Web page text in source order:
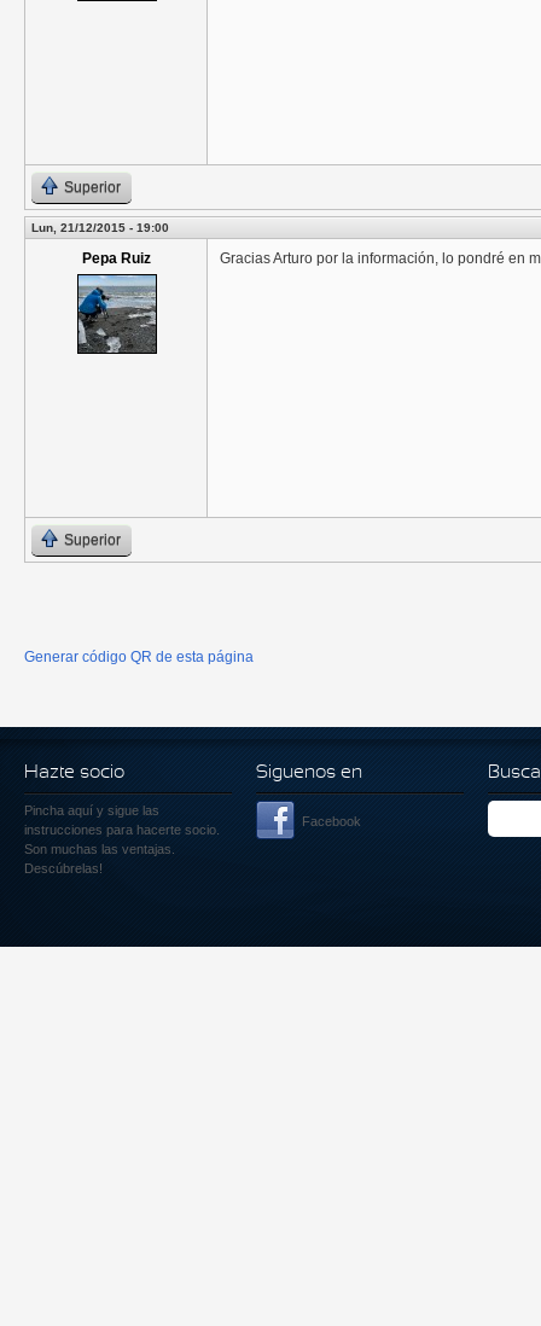
Superior
Lun, 21/12/2015 - 19:00
Pepa Ruiz Gracias Arturo por la información, lo pondré en
Superior
Generar código QR de esta página
Hazte socio
Pincha aquí y sigue las
instrucciones para hacerte socio.
Son muchas las ventajas.
Descúbrelas!
Siguenos en
Facebook